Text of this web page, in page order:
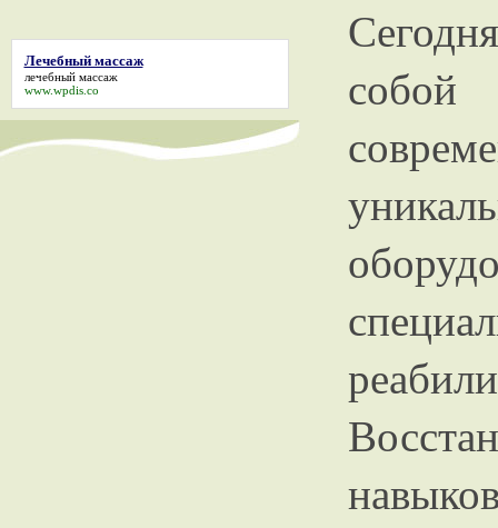
Лечебный массаж
лечебный массаж
www.wpdis.co
собой